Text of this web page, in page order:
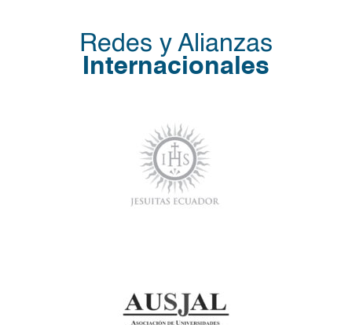
Redes y Alianzas
Internacionales